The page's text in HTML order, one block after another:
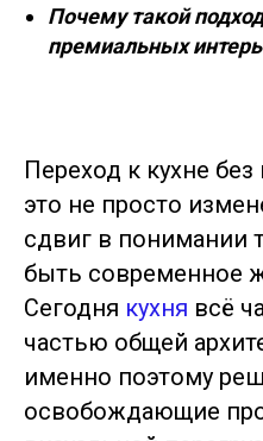
Почему такой
премиальных
Переход к кухне
это не просто
сдвиг в понимании
быть современное
Сегодня кухня всё
частью общей
именно поэтому
освобождающие